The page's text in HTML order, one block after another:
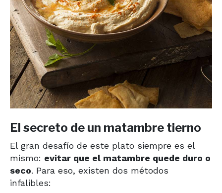
El secreto de un matambre tierno
El gran desafío de este plato siempre es el
mismo: evitar que el matambre quede duro o
seco. Para eso, existen dos métodos
infalibles: